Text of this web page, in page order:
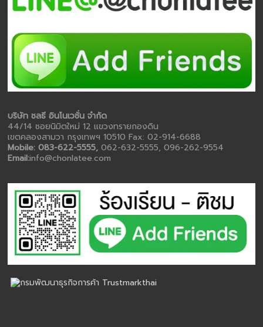
บริษัท ชลธี อินโนเวชั่น จำกัด
44/14 ซอยนิมิตใหม่ 12 แขวงทรายกองดิน
เขตคลองสามวา กรุงเทพฯ 10510 Fax: 02-914-6688
Mobile: 083-622-5555,062-632-5555, 096-262-9554
Email:info@chonlatee.com